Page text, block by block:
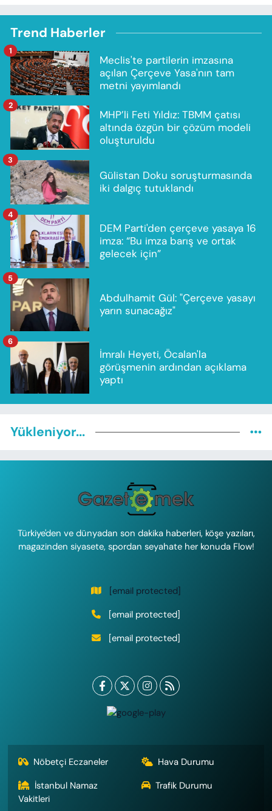
Trend Haberler
Meclis'te partilerin imzasına
açılan Çerçeve Yasa'nın tam
metni yayımlandı
1
MHP’li Feti Yıldız: TBMM çatısı
altında özgün bir çözüm modeli
oluşturuldu
2
Gülistan Doku soruşturmasında
iki dalgıç tutuklandı
3
DEM Parti'den çerçeve yasaya 16
imza: “Bu imza barış ve ortak
gelecek için”
4
Abdulhamit Gül: "Çerçeve yasayı
yarın sunacağız"
5
İmralı Heyeti, Öcalan'la
görüşmenin ardından açıklama
yaptı
6
Yükleniyor...
Türkiye'den ve dünyadan son dakika haberleri, köşe yazıları,
magazinden siyasete, spordan seyahate her konuda Flow!
[email protected]
[email protected]
[email protected]
Nöbetçi Eczaneler
Hava Durumu
İstanbul Namaz
Vakitleri
Trafik Durumu